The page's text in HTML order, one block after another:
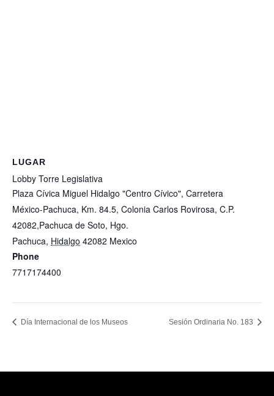
LUGAR
Lobby Torre Legislativa
Plaza Cívica Miguel Hidalgo "Centro Cívico", Carretera
México-Pachuca, Km. 84.5, Colonia Carlos Rovirosa, C.P.
42082,Pachuca de Soto, Hgo.
Pachuca, Hidalgo 42082 Mexico
Phone
7717174400
Día Internacional de los Museos Sesión Ordinaria No. 183